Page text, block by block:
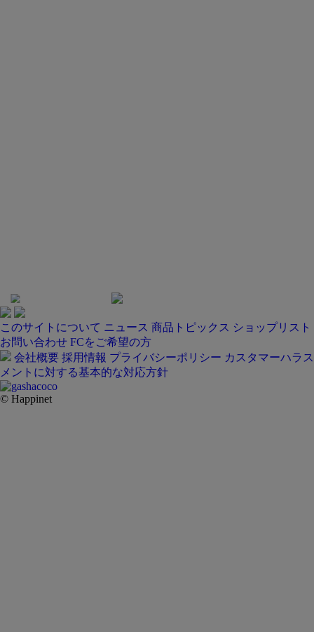
このサイトについて ニュース 商品トピックス ショップリスト
お問い合わせ FCをご希望の方
会社概要 採用情報 プライバシーポリシー カスタマーハラス
メントに対する基本的な対応方針
© Happinet